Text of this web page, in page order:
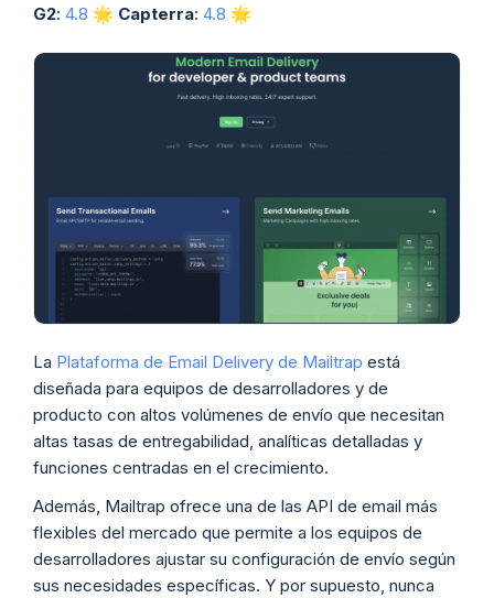
G2: 4.8 🌟 Capterra: 4.8 🌟
La Plataforma de Email Delivery de Mailtrap está
diseñada para equipos de desarrolladores y de
producto con altos volúmenes de envío que necesitan
altas tasas de entregabilidad, analíticas detalladas y
funciones centradas en el crecimiento.
Además, Mailtrap ofrece una de las API de email más
flexibles del mercado que permite a los equipos de
desarrolladores ajustar su configuración de envío según
sus necesidades específicas. Y por supuesto, nunca